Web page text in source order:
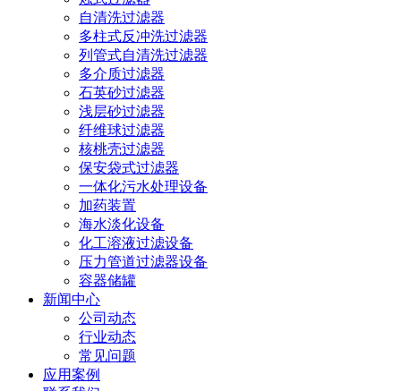
自清洗过滤器
多柱式反冲洗过滤器
列管式自清洗过滤器
多介质过滤器
石英砂过滤器
浅层砂过滤器
纤维球过滤器
核桃壳过滤器
保安袋式过滤器
一体化污水处理设备
加药装置
海水淡化设备
化工溶液过滤设备
压力管道过滤器设备
容器储罐
新闻中心
公司动态
行业动态
常见问题
应用案例